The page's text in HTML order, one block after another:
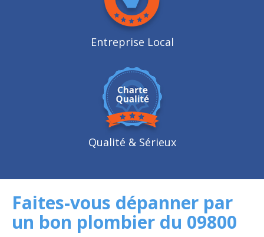
Entreprise Local
Qualité & Sérieux
Faites-vous dépanner par
un bon plombier du 09800